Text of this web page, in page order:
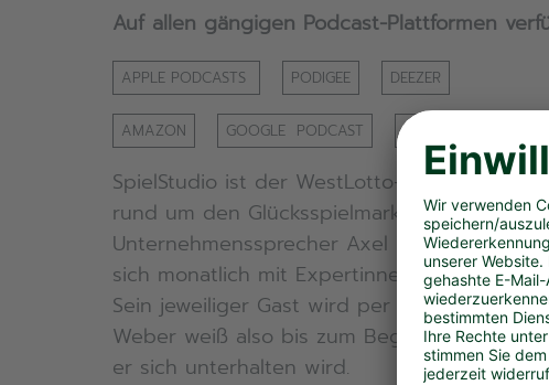
Auf allen gängigen Podcast-Plattformen
APPLE PODCASTS PODIGEE DEEZER
AMAZON GOOGLE PODCAST SPOTIFY
SpielStudio ist der WestLotto-Infotalk zu
rund um den Glücksspielmarkt. Gastgeber ist
Unternehmenssprecher Axel Weber. Im
sich monatlich mit Expertinnen und
Sein jeweiliger Gast wird per Zufallsprinzip
Weber weiß also bis zum Beginn jeder
er sich unterhalten wird.